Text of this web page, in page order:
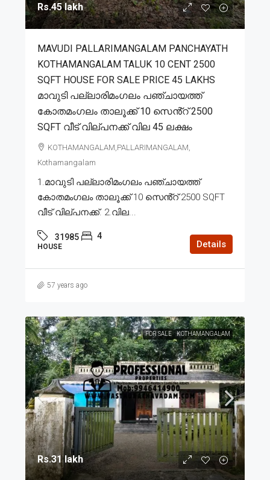
Rs.45 lakh
MAVUDI PALLARIMANGALAM PANCHAYATH
KOTHAMANGALAM TALUK 10 CENT 2500
SQFT HOUSE FOR SALE PRICE 45 LAKHS
മാവുടി പല്ലാരിമംഗലം പഞ്ചായത്ത്
കോതമംഗലം താലൂക്ക് 10 സെൻ്റ് 2500
SQFT വീട് വില്പനക്ക് വില 45 ലക്ഷം
KOTHAMANGALAM,PALLARIMANGALAM,
Kothamangalam
1.മാവുടി പല്ലാരിമംഗലം പഞ്ചായത്ത്
കോതമംഗലം താലൂക്ക് 10 സെൻ്റ് 2500 SQFT
വീട് വില്പനക്ക്. 2.വില...
31985 4
HOUSE Details
57 years ago
FOR SALE KOTHAMANGALAM
Rs.31 lakh